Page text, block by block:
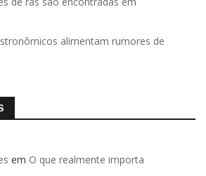
alimentam rumores de
em O que realmente importa